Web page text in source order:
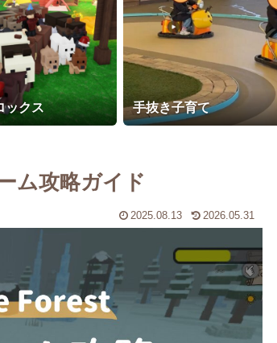
ックス 手抜き子育て
ム攻略ガイド
2025.08.13 2026.05.31